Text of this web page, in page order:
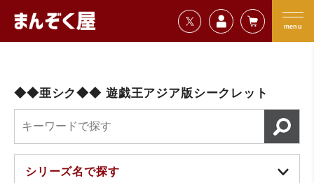
=================================
menu
まんぞく屋 格安TCG通販
◆◆亜シク◆◆ 遊戯王アジア版シークレット